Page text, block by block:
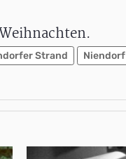
Strand
Niendorf